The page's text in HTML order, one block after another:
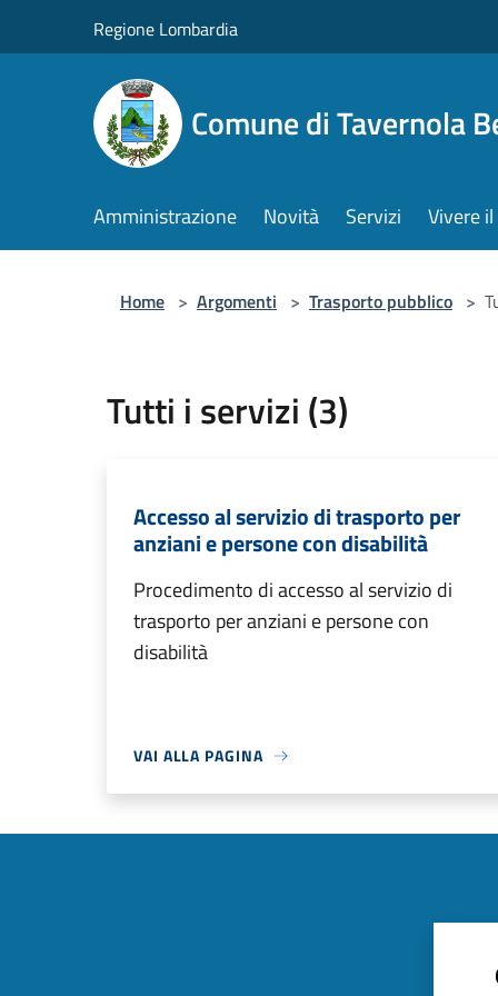
Regione Lombardia
Comune di Tavernola
Amministrazione Novità Servizi Vivere
Home > Argomenti > Trasporto pubblico >
Tutti i servizi (3)
Accesso al servizio di trasporto per
anziani e persone con disabilità
Procedimento di accesso al servizio di
trasporto per anziani e persone con
disabilità
VAI ALLA PAGINA